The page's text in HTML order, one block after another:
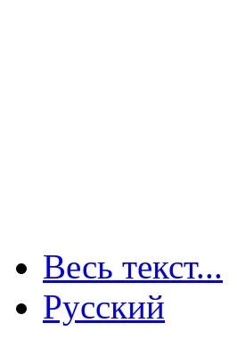
Весь текст...
Русский